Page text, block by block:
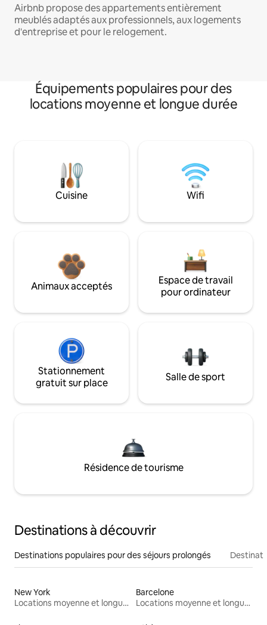
Airbnb propose des appartements entièrement
meublés adaptés aux professionnels, aux logements
d'entreprise et pour le relogement.
Équipements populaires pour des
locations moyenne et longue durée
Cuisine Wifi
Animaux acceptés
Espace de travail
pour ordinateur
Stationnement
gratuit sur place
Salle de sport
Résidence de tourisme
Destinations à découvrir
Destinations populaires pour des séjours prolongés
New York
Locations moyenne et longue durée
Barcelone
Locations moyenne et longue durée